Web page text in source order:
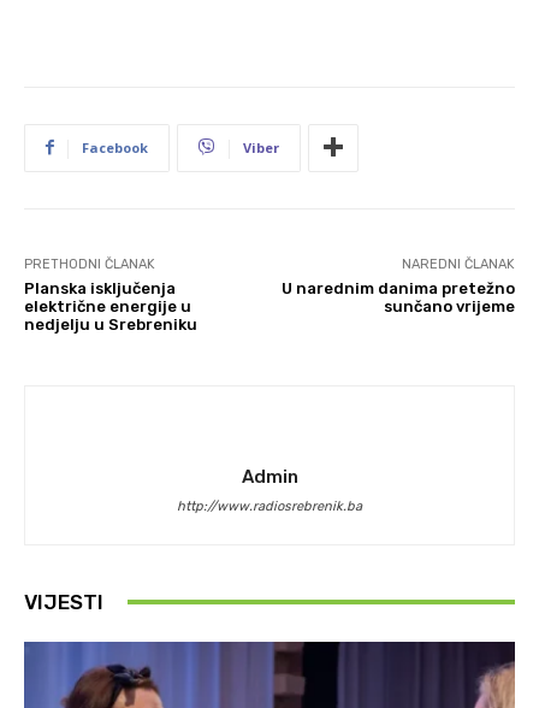
Facebook Viber
PRETHODNI ČLANAK
Planska isključenja
električne energije u
nedjelju u Srebreniku
NAREDNI ČLANAK
U narednim danima pretežno
sunčano vrijeme
Admin
http://www.radiosrebrenik.ba
VIJESTI